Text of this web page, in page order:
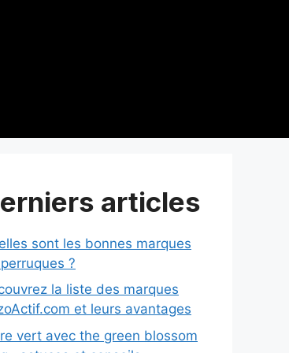
articles
sont les bonnes marques
?
la liste des marques
et leurs avantages
vert avec the green blossom